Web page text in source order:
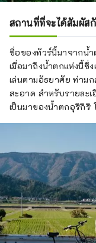
สถานที่ที่จะได้สัมผัส
ชื่อของทัวร์นี้มาจากน้ำ
เมื่อมาถึงน้ำตกแห่งนี้ซึ่
เล่นตามอัธยาศัย ท่าม
สะอาด สำหรับรายละเ
เป็นมาของน้ำตกอุริกิริ